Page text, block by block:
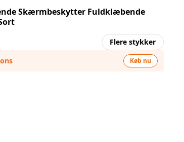
Skærmbeskytter Fuldklæbende
Flere stykker
Køb nu